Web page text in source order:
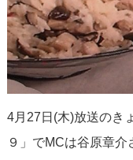
4月27日(木)放送のき
９」でMCは谷原章